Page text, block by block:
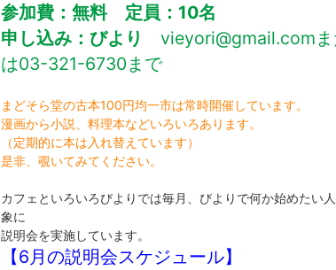
参加費：無料 定員：10名
申し込み：びより vieyori@gmail.comま
は03-321-6730まで
まどそら堂の古本100円均一市は常時開催しています。
漫画から小説、料理本などいろいろあります。
（定期的に本は入れ替えています）
是非、覗いてみてください。
カフェといろいろびよりでは毎月、びよりで何か始めたい
象に
説明会を実施しています。
【6月の説明会スケジュール】